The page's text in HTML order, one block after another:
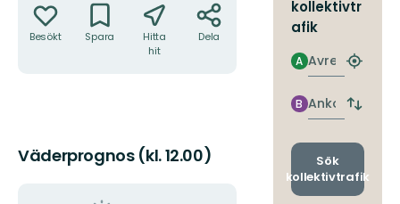
Besökt Spara
Hitta
hit
Dela
Väderprognos (kl. 12.00)
kollektivtr
afik
Avresa
A
Hitta
Ankomst
B
Byt
och
Sök
kollektivtrafik